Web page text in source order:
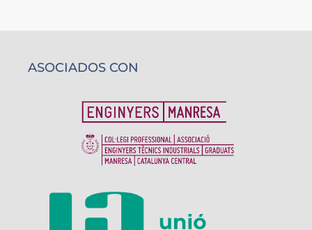
ASOCIADOS CON